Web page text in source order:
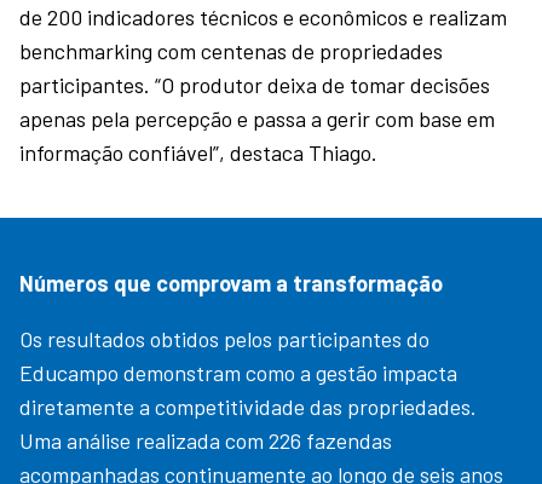
de 200 indicadores técnicos e econômicos e realizam
benchmarking com centenas de propriedades
participantes. “O produtor deixa de tomar decisões
apenas pela percepção e passa a gerir com base em
informação confiável”, destaca Thiago.
Números que comprovam a transformação
Os resultados obtidos pelos participantes do
Educampo demonstram como a gestão impacta
diretamente a competitividade das propriedades.
Uma análise realizada com 226 fazendas
acompanhadas continuamente ao longo de seis anos